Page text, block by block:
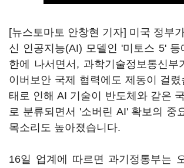
[뉴스토마토 안창현 기자] 미국 정부
신 인공지능(AI) 모델인 '미토스 5' 등
한에 나서면서, 과학기술정보통신
이버보안 국제 협력에도 제동이 걸
태로 인해 AI 기술이 반도체와 같은
로 분류되면서 '소버린 AI' 확보의 중
목소리도 높아졌습니다.
16일 업계에 따르면 과기정통부는